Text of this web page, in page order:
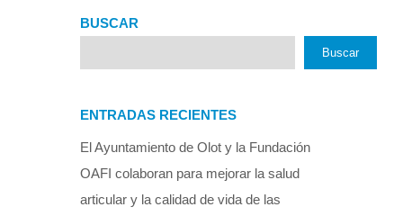
BUSCAR
Buscar
ENTRADAS RECIENTES
El Ayuntamiento de Olot y la Fundación
OAFI colaboran para mejorar la salud
articular y la calidad de vida de las